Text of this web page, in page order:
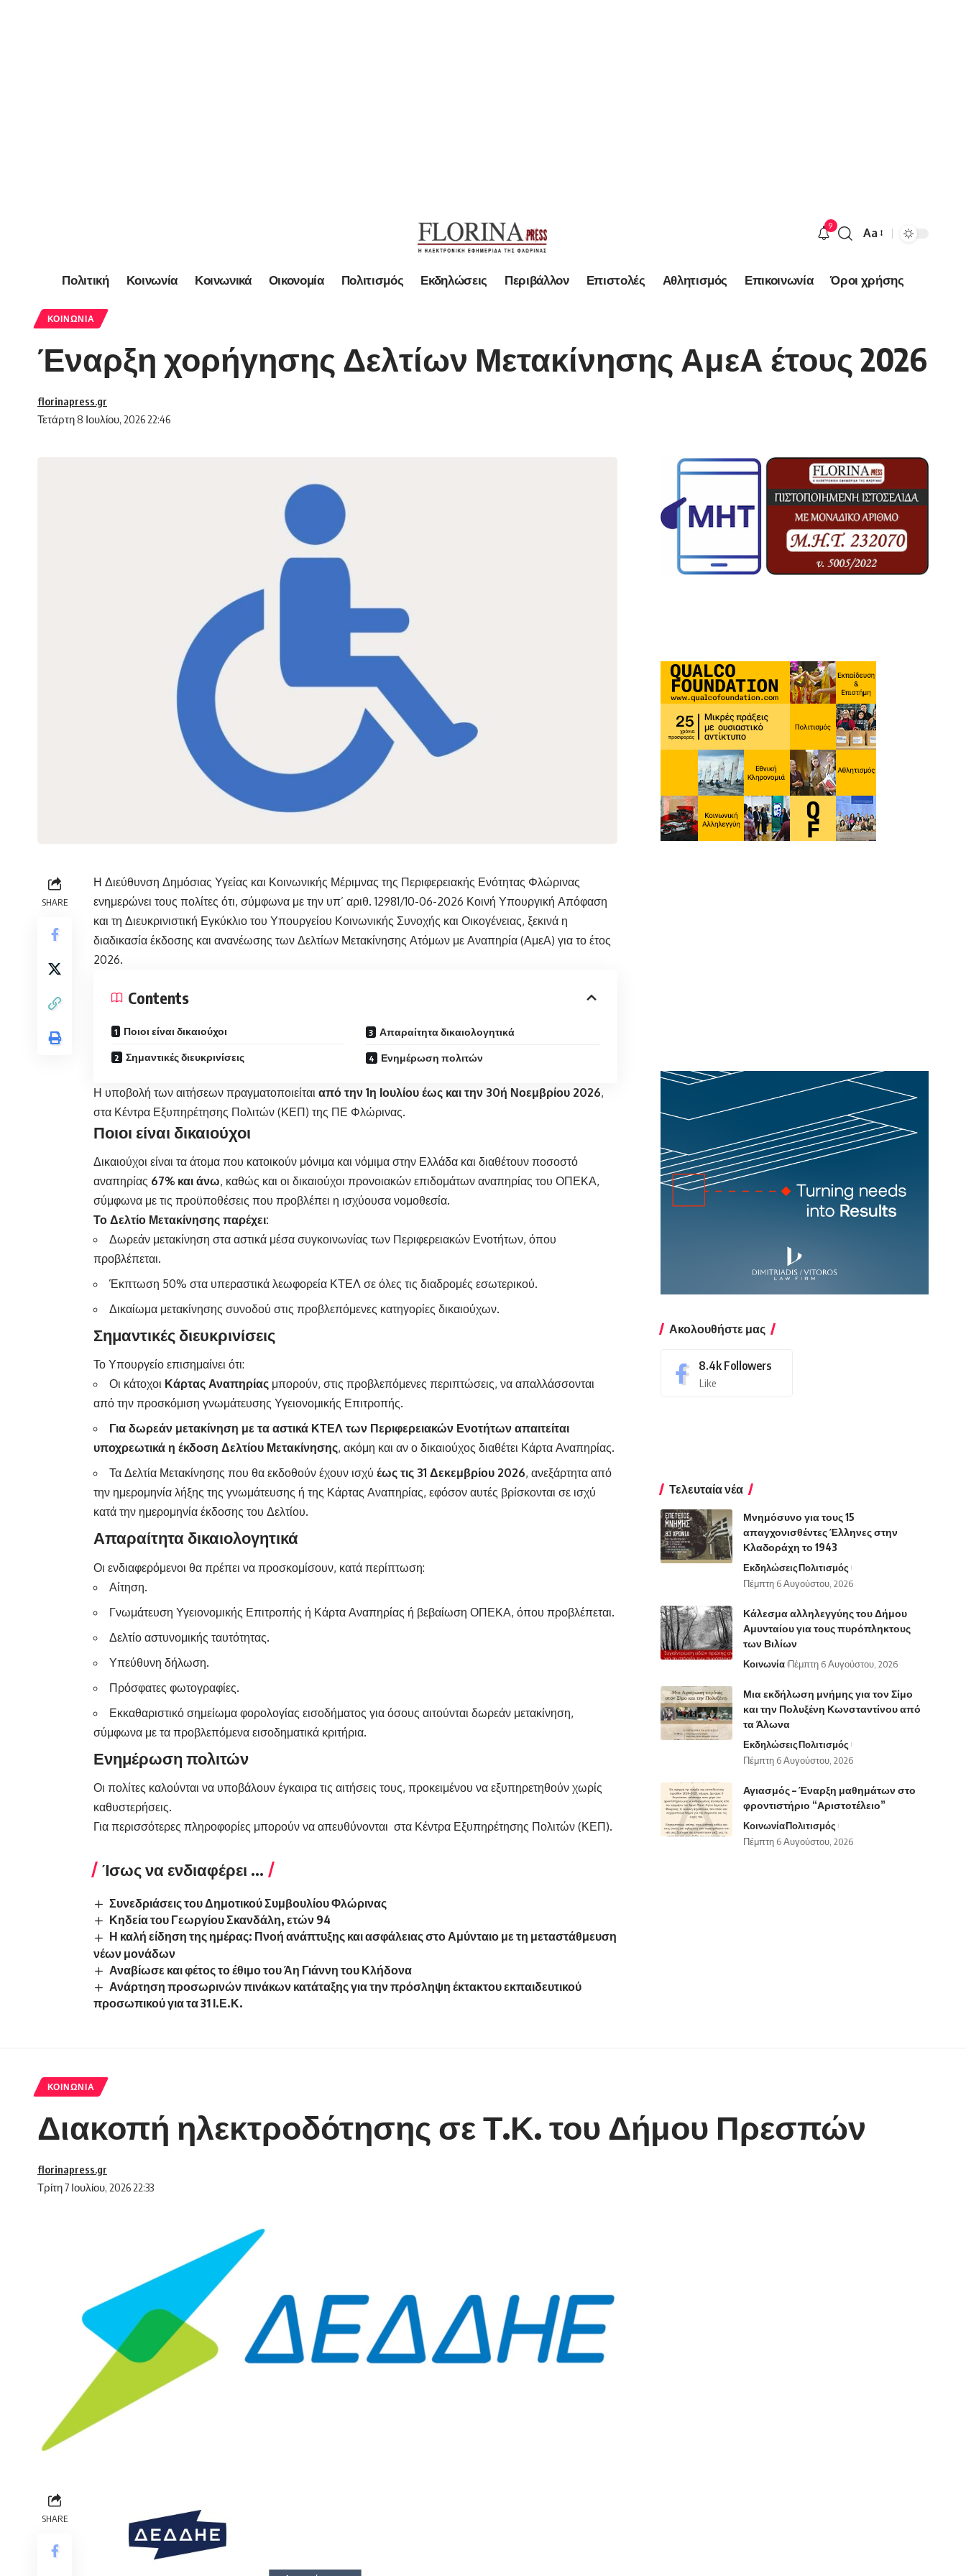
9
Font
Aa
Πολιτική Κοινωνία Κοινωνικά Οικονομία Πολιτισμός Εκδηλώσεις Περιβάλλον Επιστολές Αθλητισμός Επικοινωνία Όροι χρήσης
ΚΟΙΝΩΝΊΑ
Έναρξη χορήγησης Δελτίων Μετακίνησης ΑμεΑ έτους 2026
Τετάρτη 8 Ιουλίου, 2026 22:46
florinapress.gr
SHARE
Η Διεύθυνση Δημόσιας Υγείας και Κοινωνικής Μέριμνας της Περιφερειακής Ενότητας Φλώρινας
ενημερώνει τους πολίτες ότι, σύμφωνα με την υπ’ αριθ. 12981/10-06-2026 Κοινή Υπουργική Απόφαση
και τη Διευκρινιστική Εγκύκλιο του Υπουργείου Κοινωνικής Συνοχής και Οικογένειας, ξεκινά η
διαδικασία έκδοσης και ανανέωσης των Δελτίων Μετακίνησης Ατόμων με Αναπηρία (ΑμεΑ) για το έτος
2026.
Contents
Ποιοι είναι δικαιούχοι
Σημαντικές διευκρινίσεις
Απαραίτητα δικαιολογητικά
Ενημέρωση πολιτών
Η υποβολή των αιτήσεων πραγματοποιείται από την 1η Ιουλίου έως και την 30ή Νοεμβρίου 2026,
στα Κέντρα Εξυπηρέτησης Πολιτών (ΚΕΠ) της ΠΕ Φλώρινας.
Ποιοι είναι δικαιούχοι
Δικαιούχοι είναι τα άτομα που κατοικούν μόνιμα και νόμιμα στην Ελλάδα και διαθέτουν ποσοστό
αναπηρίας 67% και άνω, καθώς και οι δικαιούχοι προνοιακών επιδομάτων αναπηρίας του ΟΠΕΚΑ,
σύμφωνα με τις προϋποθέσεις που προβλέπει η ισχύουσα νομοθεσία.
Το Δελτίο Μετακίνησης παρέχει:
Δωρεάν μετακίνηση στα αστικά μέσα συγκοινωνίας των Περιφερειακών Ενοτήτων, όπου
προβλέπεται.
Έκπτωση 50% στα υπεραστικά λεωφορεία ΚΤΕΛ σε όλες τις διαδρομές εσωτερικού.
Δικαίωμα μετακίνησης συνοδού στις προβλεπόμενες κατηγορίες δικαιούχων.
Σημαντικές διευκρινίσεις
Το Υπουργείο επισημαίνει ότι:
Οι κάτοχοι Κάρτας Αναπηρίας μπορούν, στις προβλεπόμενες περιπτώσεις, να απαλλάσσονται
από την προσκόμιση γνωμάτευσης Υγειονομικής Επιτροπής.
Για δωρεάν μετακίνηση με τα αστικά ΚΤΕΛ των Περιφερειακών Ενοτήτων απαιτείται
υποχρεωτικά η έκδοση Δελτίου Μετακίνησης, ακόμη και αν ο δικαιούχος διαθέτει Κάρτα Αναπηρίας.
Τα Δελτία Μετακίνησης που θα εκδοθούν έχουν ισχύ έως τις 31 Δεκεμβρίου 2026, ανεξάρτητα από
την ημερομηνία λήξης της γνωμάτευσης ή της Κάρτας Αναπηρίας, εφόσον αυτές βρίσκονται σε ισχύ
κατά την ημερομηνία έκδοσης του Δελτίου.
Απαραίτητα δικαιολογητικά
Οι ενδιαφερόμενοι θα πρέπει να προσκομίσουν, κατά περίπτωση:
Αίτηση.
Γνωμάτευση Υγειονομικής Επιτροπής ή Κάρτα Αναπηρίας ή βεβαίωση ΟΠΕΚΑ, όπου προβλέπεται.
Δελτίο αστυνομικής ταυτότητας.
Υπεύθυνη δήλωση.
Πρόσφατες φωτογραφίες.
Εκκαθαριστικό σημείωμα φορολογίας εισοδήματος για όσους αιτούνται δωρεάν μετακίνηση,
σύμφωνα με τα προβλεπόμενα εισοδηματικά κριτήρια.
Ενημέρωση πολιτών
Οι πολίτες καλούνται να υποβάλουν έγκαιρα τις αιτήσεις τους, προκειμένου να εξυπηρετηθούν χωρίς
καθυστερήσεις.
Για περισσότερες πληροφορίες μπορούν να απευθύνονται στα Κέντρα Εξυπηρέτησης Πολιτών (ΚΕΠ).
Ίσως να ενδιαφέρει ...
Συνεδριάσεις του Δημοτικού Συμβουλίου Φλώρινας
Κηδεία του Γεωργίου Σκανδάλη, ετών 94
Η καλή είδηση της ημέρας: Πνοή ανάπτυξης και ασφάλειας στο Αμύνταιο με τη μεταστάθμευση
νέων μονάδων
Αναβίωσε και φέτος το έθιμο του Άη Γιάννη του Κλήδονα
Ανάρτηση προσωρινών πινάκων κατάταξης για την πρόσληψη έκτακτου εκπαιδευτικού
προσωπικού για τα 31 Ι.Ε.Κ.
Ακολουθήστε μας
8.4k Followers
Like
Τελευταία νέα
Μνημόσυνο για τους 15
απαγχονισθέντες Έλληνες στην
Κλαδοράχη το 1943
ΕκδηλώσειςΠολιτισμός
Πέμπτη 6 Αυγούστου, 2026
Κάλεσμα αλληλεγγύης του Δήμου
Αμυνταίου για τους πυρόπληκτους
των Βιλίων
Κοινωνία Πέμπτη 6 Αυγούστου, 2026
Μια εκδήλωση μνήμης για τον Σίμο
και την Πολυξένη Κωνσταντίνου από
τα Άλωνα
ΕκδηλώσειςΠολιτισμός
Πέμπτη 6 Αυγούστου, 2026
Αγιασμός – Έναρξη μαθημάτων στο
φροντιστήριο “Αριστοτέλειο”
ΚοινωνίαΠολιτισμός
Πέμπτη 6 Αυγούστου, 2026
ΚΟΙΝΩΝΊΑ
Διακοπή ηλεκτροδότησης σε Τ.Κ. του Δήμου Πρεσπών
Τρίτη 7 Ιουλίου, 2026 22:33
florinapress.gr
SHARE